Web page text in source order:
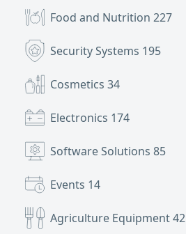
Food and Nutrition 227
Security Systems 195
Cosmetics 34
Electronics 174
Software Solutions 85
Events 14
Agriculture Equipment42